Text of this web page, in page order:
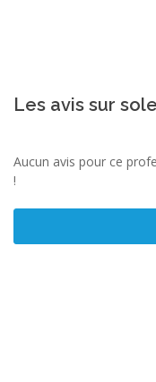
Les avis sur
Aucun avis pour ce
!